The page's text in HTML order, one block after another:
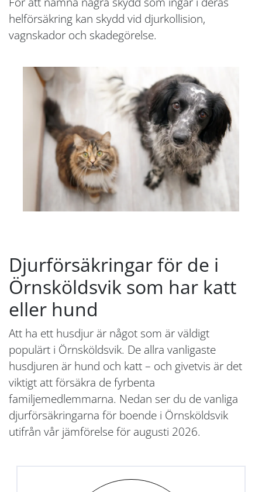
helförsäkring kan skydd vid djurkollision,
vagnskador och skadegörelse.
Djurförsäkringar för de i
Örnsköldsvik som har katt
eller hund
Att ha ett husdjur är något som är väldigt
populärt i Örnsköldsvik. De allra vanligaste
husdjuren är hund och katt – och givetvis är det
viktigt att försäkra de fyrbenta
familjemedlemmarna. Nedan ser du de vanliga
djurförsäkringarna för boende i Örnsköldsvik
utifrån vår jämförelse för augusti 2026.